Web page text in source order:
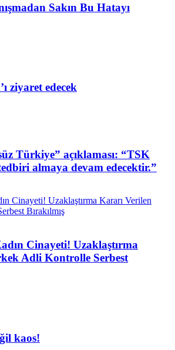
Sakın Bu Hatayı
ziyaret edecek
Türkiye” açıklaması: “TSK
almaya devam edecektir.”
Cinayeti! Uzaklaştırma
Adli Kontrolle Serbest
kaos!